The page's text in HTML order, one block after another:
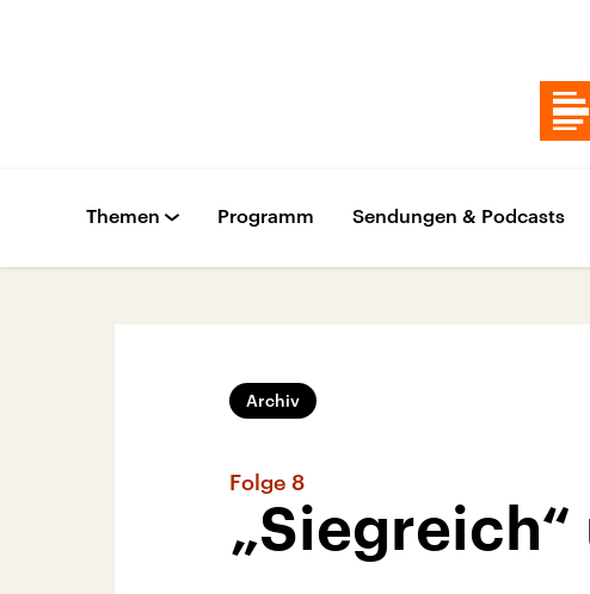
Themen Programm Sendungen & Podcasts
Archiv
Folge 8